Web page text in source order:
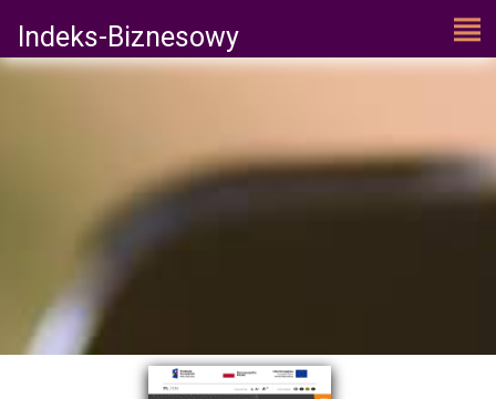
Indeks-Biznesowy